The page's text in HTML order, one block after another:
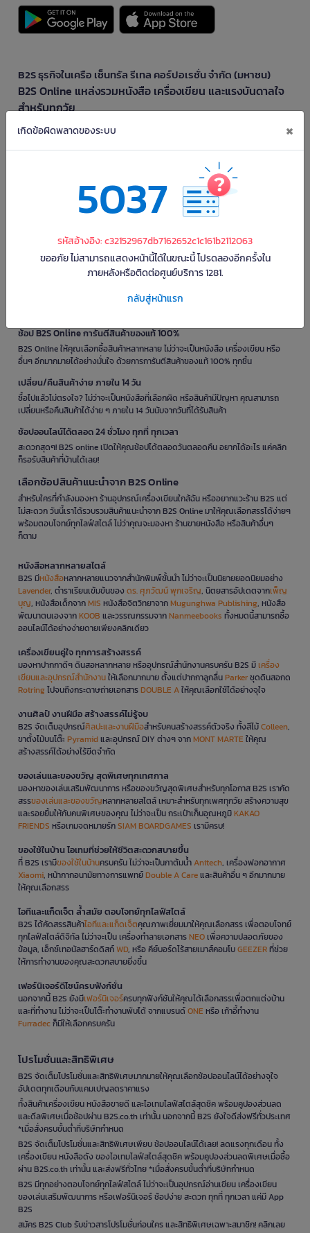
B2S ธุรกิจในเครือ เซ็นทรัล รีเทล คอร์ปอเรชั่น จำกัด (มหาชน)
B2S Online แหล่งรวมหนังสือ เครื่องเขียน และแรงบันดาลใจ
สำหรับทุกวัย
B2S Online คือร้านหนังสือและเครื่องเขียนออนไลน์ที่ครบครัน ตอบโจทย์คนรักการ
อ่านและงานเขียน ให้คุณรู้สึกเหมือนมีร้านหนังสือใกล้ฉันอยู่ในมือ ช้อปง่าย ไม่ต้อง
ออกจากบ้าน เพราะ b2s มีทั้งหนังสือหลากหลายแนวและเครื่องเขียนคุณภาพ พร้อม
ทำไม B2S Online คือแหล่งช้อปปิ้งที่คุณไม่ควรพลาด
ไม่ว่าคุณจะเป็นนักเรียน นักศึกษา คนทำงาน B2S พร้อมให้คุณเลือกสินค้าคุณภาพได้
ตลอด 24 ชั่วโมง พร้อมโปรโมชั่นและสิทธิพิเศษมากมาย
ฟรี! ค่าจัดส่งทั่วไทย *เมื่อสั่งครบขั้นต่ำที่บริษัทกำหนด
ช้อปเพลินเกินคุ้ม! เพียงมียอดสั่งซื้อสินค้าขั้นต่ำที่บริษัทกำหนด รับสิทธิ์ส่งฟรีถึงบ้าน
ไม่ต้องจ่ายเพิ่ม
หนังสือทุกเล่มจากบีทูเอสห่อด้วยบับเบิ้ลหนาแน่นถึง 3 ชั้น หมดกังวลเรื่องความเสีย
ช้อป B2S Online การันตีสินค้าของแท้ 100%
B2S Online ให้คุณเลือกซื้อสินค้าหลากหลาย ไม่ว่าจะเป็นหนังสือ เครื่องเขียน หรือ
อื่นๆ อีกมากมายได้อย่างมั่นใจ ด้วยการการันตีสินค้าของแท้ 100% ทุกชิ้น
เปลี่ยน/คืนสินค้าง่าย ภายใน 14 วัน
ซื้อไปแล้วไม่ตรงใจ? ไม่ว่าจะเป็นหนังสือที่เลือกผิด หรือสินค้ามีปัญหา คุณสามารถ
เปลี่ยนหรือคืนสินค้าได้ง่าย ๆ ภายใน 14 วันนับจากวันที่ได้รับสินค้า
ช้อปออนไลน์ได้ตลอด 24 ชั่วโมง ทุกที่ ทุกเวลา
สะดวกสุดๆ! B2S online เปิดให้คุณช้อปได้ตลอดวันตลอดคืน อยากได้อะไร แค่คลิก
ก็รอรับสินค้าที่บ้านได้เลย!
เลือกช้อปสินค้าแนะนำจาก B2S Online
สำหรับใครที่กำลังมองหา ร้านอุปกรณ์เครื่องเขียนใกล้ฉัน หรืออยากแวะร้าน B2S แต่
ไม่สะดวก วันนี้เราได้รวบรวมสินค้าแนะนำจาก B2S Online มาให้คุณเลือกสรรได้ง่ายๆ
พร้อมตอบโจทย์ทุกไลฟ์สไตล์ ไม่ว่าคุณจะมองหา ร้านขายหนังสือ หรือสินค้าอื่นๆ
ก็ตาม
หนังสือหลากหลายสไตล์
B2S มีหนังสือหลากหลายแนวจากสำนักพิมพ์ชั้นนำ ไม่ว่าจะเป็นนิยายยอดนิยมอย่าง
Lavender, ตำราเรียนเข้มข้นของ ดร. ศุภวัฒน์ พุกเจริญ, นิตยสารอัปเดตจากเพ็ญ
บุญ, หนังสือเด็กจากMIS หนังสือจิตวิทยาจากMugunghwa Publishing, หนังสือ
พัฒนาตนเองจากKOOB และวรรณกรรมจากNanmeebooks ทั้งหมดนี้สามารถซื้อ
ออนไลน์ได้อย่างง่ายดายเพียงคลิกเดียว
เครื่องเขียนคู่ใจ ทุกการสร้างสรรค์
มองหาปากกาดีๆ ดินสอหลากหลาย หรืออุปกรณ์สำนักงานครบครัน B2S มี เครื่อง
เขียนและอุปกรณ์สำนักงานให้เลือกมากมาย ตั้งแต่ปากกาลูกลื่นParkerชุดดินสอกด
Rotringไปจนถึงกระดาษถ่ายเอกสารDOUBLE Aให้คุณเลือกใช้ได้อย่างจุใจ
งานศิลป์ งานฝีมือ สร้างสรรค์ไม่รู้จบ
B2S จัดเต็มอุปกรณ์ศิลปะและงานฝีมือสำหรับคนสร้างสรรค์ตัวจริง ทั้งสีไม้Colleen,
ขาตั้งไม้บนโต๊ะPyramidและอุปกรณ์ DIY ต่างๆ จากMONT MARTE ให้คุณ
สร้างสรรค์ได้อย่างไร้ขีดจำกัด
ของเล่นและของขวัญ สุดพิเศษทุกเทศกาล
มองหาของเล่นเสริมพัฒนาการ หรือของขวัญสุดพิเศษสำหรับทุกโอกาส B2S เราคัด
สรรของเล่นและของขวัญหลากหลายสไตล์ เหมาะสำหรับทุกเพศทุกวัย สร้างความสุข
และรอยยิ้มให้กับคนพิเศษของคุณ ไม่ว่าจะเป็น กระเป๋าเก็บอุณหภูมิKAKAO
FRIENDS หรือเกมจดหมายรักSIAM BOARDGAMES เรามีครบ!
ของใช้ในบ้าน ไอเทมที่ช่วยให้ชีวิตสะดวกสบายขึ้น
ที่ B2S เรามีของใช้ในบ้านครบครัน ไม่ว่าจะเป็นกาต้มน้ำAnitech, เครื่องฟอกอากาศ
Xiaomi, หน้ากากอนามัยทางการแพทย์Double A Careและสินค้าอื่น ๆ อีกมากมาย
ให้คุณเลือกสรร
ไอทีและแก็ดเจ็ต ล้ำสมัย ตอบโจทย์ทุกไลฟ์สไตล์
B2S ได้คัดสรรสินค้าไอทีและแก็ดเจ็ตคุณภาพเยี่ยมมาให้คุณเลือกสรร เพื่อตอบโจทย์
ทุกไลฟ์สไตล์ดิจิทัล ไม่ว่าจะเป็น เครื่องทำลายเอกสารNEO เพื่อความปลอดภัยของ
ข้อมูล, เอ็กซ์เทอนัลฮาร์ดดิสก์WD, หรือ คีย์บอร์ดไร้สายเมาส์คอมโบGEEZERที่ช่วย
ให้การทำงานของคุณสะดวกสบายยิ่งขึ้น
เฟอร์นิเจอร์ดีไซน์ครบฟังก์ชั่น
นอกจากนี้ B2S ยังมีเฟอร์นิเจอร์ครบทุกฟังก์ชันให้คุณได้เลือกสรรเพื่อตกแต่งบ้าน
และที่ทำงาน ไม่ว่าจะเป็นโต๊ะทำงานพับได้ จากแบรนด์ONE หรือ เก้าอี้ทำงาน
Furradecก็มีให้เลือกครบครัน
โปรโมชั่นและสิทธิพิเศษ
B2S จัดเต็มโปรโมชั่นและสิทธิพิเศษมากมายให้คุณเลือกช้อปออนไลน์ได้อย่างจุใจ
อัปเดตทุกเดือนกับแคมเปญลดราคาแรง
ทั้งสินค้าเครื่องเขียน หนังสือขายดี และไอเทมไลฟ์สไตล์สุดชิค พร้อมคูปองส่วนลด
และดีลพิเศษเมื่อช้อปผ่าน B2S.co.th เท่านั้น นอกจากนี้ B2S ยังใจดีส่งฟรีทั่วประเทศ
*เมื่อสั่งครบขั้นต่ำที่บริษัทกำหนด
B2S จัดเต็มโปรโมชั่นและสิทธิพิเศษเพียบ ช้อปออนไลน์ได้เลย! ลดแรงทุกเดือน ทั้ง
เครื่องเขียน หนังสือดัง ของไอเทมไลฟ์สไตล์สุดชิค พร้อมคูปองส่วนลดพิเศษเมื่อซื้อ
ผ่าน B2S.co.th เท่านั้น และส่งฟรีทั่วไทย *เมื่อสั่งครบขั้นต่ำที่บริษัทกำหนด
B2S มีทุกอย่างตอบโจทย์ทุกไลฟ์สไตล์ ไม่ว่าจะเป็นอุปกรณ์อ่านเขียน เครื่องเขียน
ของเล่นเสริมพัฒนาการ หรือเฟอร์นิเจอร์ ช้อปง่าย สะดวก ทุกที่ ทุกเวลา แค่มี App
B2S
สมัคร B2S Club รับข่าวสารโปรโมชั่นก่อนใคร และสิทธิพิเศษเฉพาะสมาชิก! คลิกเลย
เกิดข้อผิดพลาดของระบบ ×
5037
รหัสอ้างอิง: c32152967db7162652c1c161b2112063
ขออภัย ไม่สามารถแสดงหน้านี้ได้ในขณะนี้ โปรดลองอีกครั้งใน
ภายหลังหรือติดต่อศูนย์บริการ 1281.
กลับสู่หน้าแรก